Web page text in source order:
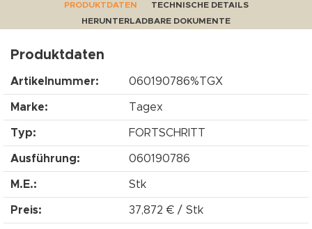
PRODUKTDATEN
TECHNISCHE DETAILS
HERUNTERLADBARE DOKUMENTE
Produktdaten
Artikelnummer: 060190786%TGX
Marke: Tagex
Typ: FORTSCHRITT
Ausführung: 060190786
M.E.: Stk
Preis: 37,872 € / Stk